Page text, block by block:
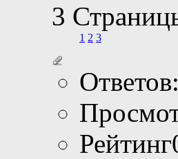
3
1 2 3